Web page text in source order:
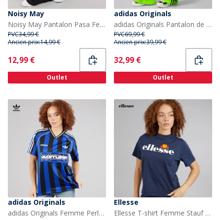
Noisy May
Noisy May Pantalon Pasa Femme Jambes Larges Noir
PVC34,99 €
Ancien prix:14,99 €
Current
12,99 €
Outlet
adidas Originals
adidas Originals Pantalon de Survêtement Adicolor Classics Firebird Loose Fit Femme Signal Green/Noir
PVC69,99 €
Ancien prix:39,99 €
Current
32,99 €
Outlet
adidas Originals
adidas Originals Femme Perles Rayé Jersey Semi Lucid Blue/Noir
Ellesse
Ellesse T-shirt Femme Stauf Logo Navy